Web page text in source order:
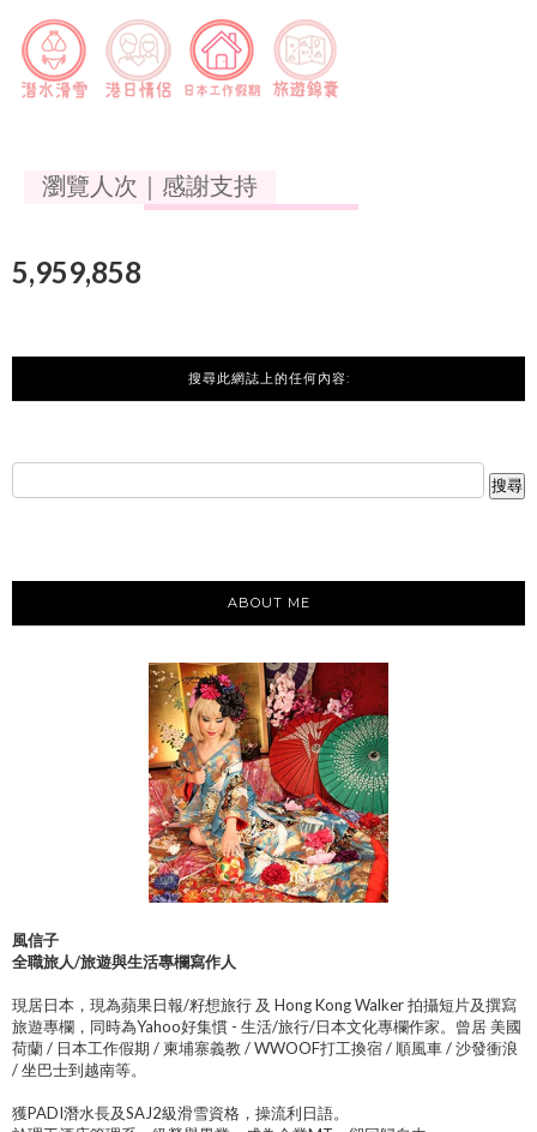
瀏覽人次｜感謝支持
5,959,858
搜尋此網誌上的任何內容:
ABOUT ME
風信子
全職旅人/旅遊與生活專欄寫作人
現居日本，現為蘋果日報/籽想旅行 及 Hong Kong Walker 拍攝短片及撰寫
旅遊專欄，同時為Yahoo好集慣 - 生活/旅行/日本文化專欄作家。曾居 美國
荷蘭 / 日本工作假期 / 柬埔寨義教 / WWOOF打工換宿 / 順風車 / 沙發衝浪
/ 坐巴士到越南等。
獲PADI潛水長及SAJ2級滑雪資格，操流利日語。